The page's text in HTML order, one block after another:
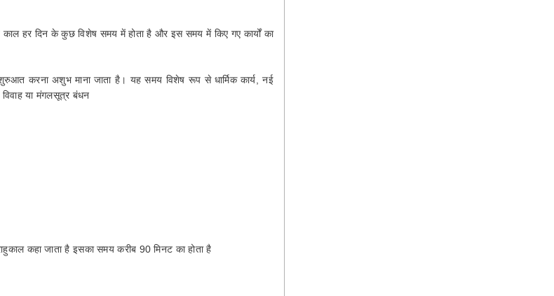
काल हर दिन के कुछ विशेष समय में होता है और इस समय में किए गए कार्यों का
करना अशुभ माना जाता है। यह समय विशेष रूप से धार्मिक कार्य, नई
विवाह या मंगलसूत्र बंधन
कहा जाता है इसका समय करीब 90 मिनट का होता है